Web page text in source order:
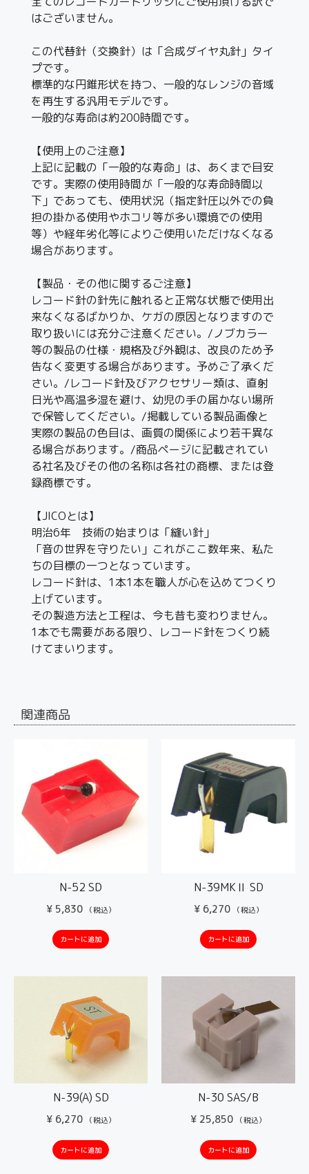
はございません。
この代替針（交換針）は「合成ダイヤ丸針」タイ
プです。
標準的な円錐形状を持つ、一般的なレンジの音域
を再生する汎用モデルです。
一般的な寿命は約200時間です。
【使用上のご注意】
上記に記載の「一般的な寿命」は、あくまで目安
です。実際の使用時間が「一般的な寿命時間以
下」であっても、使用状況（指定針圧以外での負
担の掛かる使用やホコリ等が多い環境での使用
等）や経年劣化等によりご使用いただけなくなる
場合があります。
【製品・その他に関するご注意】
レコード針の針先に触れると正常な状態で使用出
来なくなるばかりか、ケガの原因となりますので
取り扱いには充分ご注意ください。/ノブカラー
等の製品の仕様・規格及び外観は、改良のため予
告なく変更する場合があります。予めご了承くだ
さい。/レコード針及びアクセサリー類は、直射
日光や高温多湿を避け、幼児の手の届かない場所
で保管してください。/掲載している製品画像と
実際の製品の色目は、画質の関係により若干異な
る場合があります。/商品ページに記載されてい
る社名及びその他の名称は各社の商標、または登
録商標です。
【JICOとは】
明治6年 技術の始まりは「縫い針」
「音の世界を守りたい」これがここ数年来、私た
ちの目標の一つとなっています。
レコード針は、1本1本を職人が心を込めてつくり
上げています。
その製造方法と工程は、今も昔も変わりません。
1本でも需要がある限り、レコード針をつくり続
けてまいります。
関連商品
N-52 SD
¥5,830 （税込）
カートに追加
N-39MKⅡ SD
¥6,270 （税込）
カートに追加
N-39(A) SD
¥6,270 （税込）
カートに追加
N-30 SAS/B
¥ 25,850 （税込）
カートに追加